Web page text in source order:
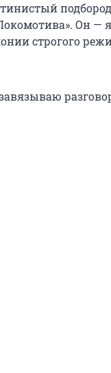
Он
строгого